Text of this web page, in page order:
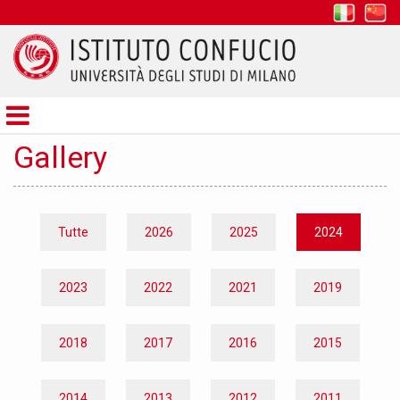
Confucio
Gallery
Tutte 2026 2025 2024
2023 2022 2021 2019
2018 2017 2016 2015